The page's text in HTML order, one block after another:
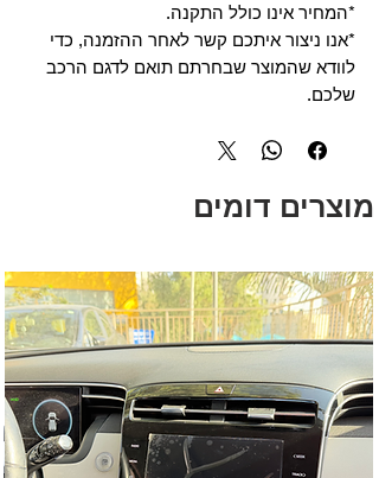
*המחיר אינו כולל התקנה.
*אנו ניצור איתכם קשר לאחר ההזמנה, כדי
לוודא שהמוצר שבחרתם תואם לדגם הרכב
שלכם.
מוצרים דומים